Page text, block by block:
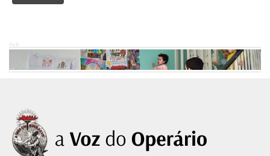
Pub.